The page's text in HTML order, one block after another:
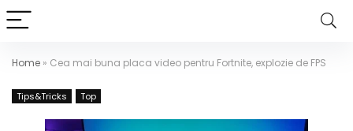
Home » Cea mai buna placa video pentru Fortnite, explozie de FPS
Tips&Tricks Top